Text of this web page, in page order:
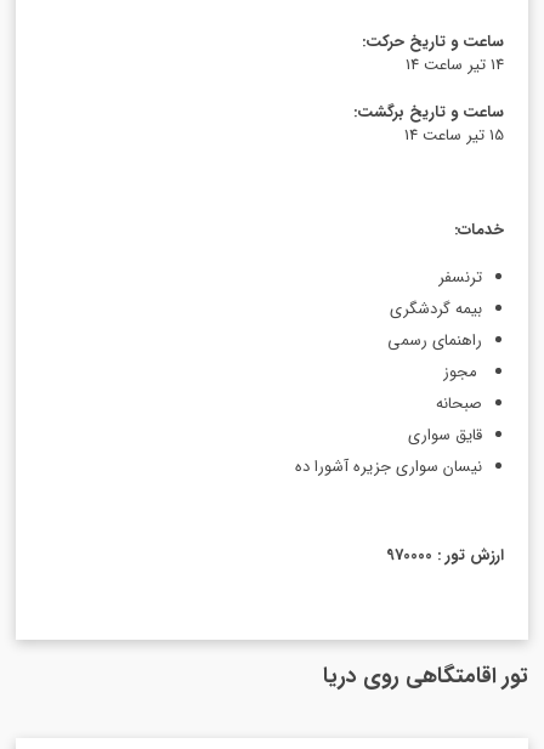
ساعت و تاریخ حرکت:
14 تیر ساعت 14
ساعت و تاریخ برگشت:
15 تیر ساعت 14
خدمات:
ترنسفر
بیمه گردشگری
راهنمای رسمی
مجوز
صبحانه
قایق سواری
نیسان سواری جزیره آشورا ده
ارزش تور : 970000
تور اقامتگاهی روی دریا